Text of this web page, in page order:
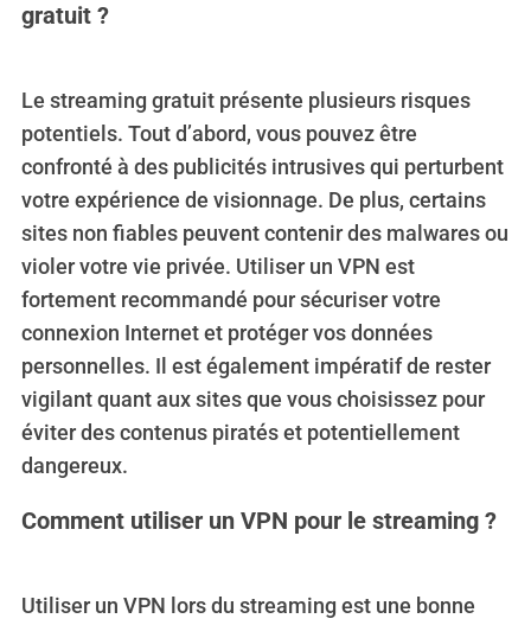
gratuit ?
Le streaming gratuit présente plusieurs risques
potentiels. Tout d’abord, vous pouvez être
confronté à des publicités intrusives qui perturbent
votre expérience de visionnage. De plus, certains
sites non fiables peuvent contenir des malwares ou
violer votre vie privée. Utiliser un VPN est
fortement recommandé pour sécuriser votre
connexion Internet et protéger vos données
personnelles. Il est également impératif de rester
vigilant quant aux sites que vous choisissez pour
éviter des contenus piratés et potentiellement
dangereux.
Comment utiliser un VPN pour le streaming ?
Utiliser un VPN lors du streaming est une bonne